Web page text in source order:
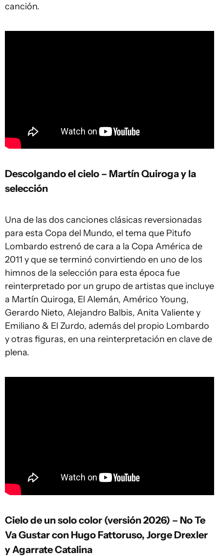
canción.
Descolgando el cielo – Martín Quiroga y la
selección
Una de las dos canciones clásicas reversionadas
para esta Copa del Mundo, el tema que Pitufo
Lombardo estrenó de cara a la Copa América de
2011 y que se terminó convirtiendo en uno de los
himnos de la selección para esta época fue
reinterpretado por un grupo de artistas que incluye
a Martín Quiroga, El Alemán, Américo Young,
Gerardo Nieto, Alejandro Balbis, Anita Valiente y
Emiliano & El Zurdo, además del propio Lombardo
y otras figuras, en una reinterpretación en clave de
plena.
Cielo de un solo color (versión 2026) – No Te
Va Gustar con Hugo Fattoruso, Jorge Drexler
y Agarrate Catalina